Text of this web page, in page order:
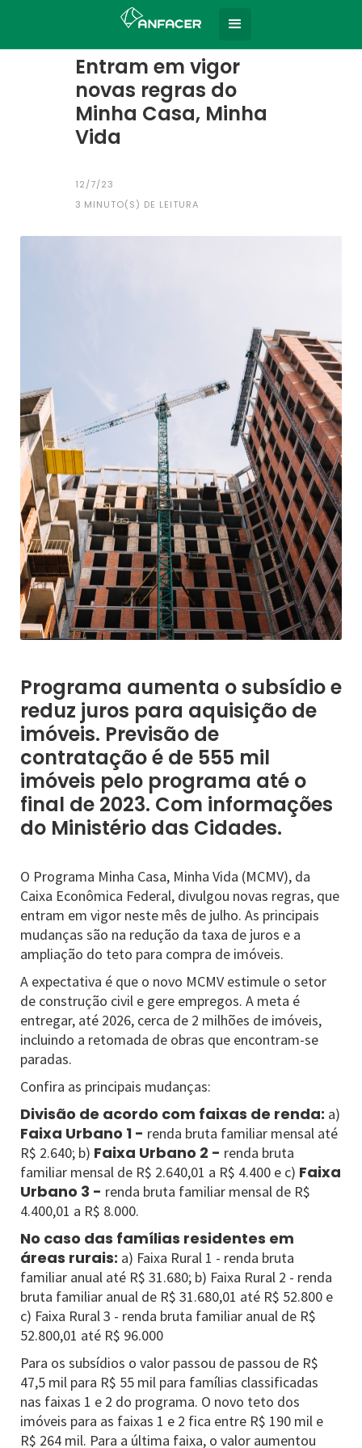
Todas as notícias
Entram em vigor
novas regras do
Minha Casa, Minha
Vida
12/7/23
3 MINUTO(S) DE LEITURA
Programa aumenta o subsídio e
reduz juros para aquisição de
imóveis. Previsão de
contratação é de 555 mil
imóveis pelo programa até o
final de 2023. Com informações
do Ministério das Cidades.
O Programa Minha Casa, Minha Vida (MCMV), da
Caixa Econômica Federal, divulgou novas regras, que
entram em vigor neste mês de julho. As principais
mudanças são na redução da taxa de juros e a
ampliação do teto para compra de imóveis.
A expectativa é que o novo MCMV estimule o setor
de construção civil e gere empregos. A meta é
entregar, até 2026, cerca de 2 milhões de imóveis,
incluindo a retomada de obras que encontram-se
paradas.
Confira as principais mudanças:
Divisão de acordo com faixas de renda: a)
Faixa Urbano 1 - renda bruta familiar mensal até
R$ 2.640; b) Faixa Urbano 2 - renda bruta
familiar mensal de R$ 2.640,01 a R$ 4.400 e c) Faixa
Urbano 3 - renda bruta familiar mensal de R$
4.400,01 a R$ 8.000.
No caso das famílias residentes em
áreas rurais: a) Faixa Rural 1 - renda bruta
familiar anual até R$ 31.680; b) Faixa Rural 2 - renda
bruta familiar anual de R$ 31.680,01 até R$ 52.800 e
c) Faixa Rural 3 - renda bruta familiar anual de R$
52.800,01 até R$ 96.000
Para os subsídios o valor passou de passou de R$
47,5 mil para R$ 55 mil para famílias classificadas
nas faixas 1 e 2 do programa. O novo teto dos
imóveis para as faixas 1 e 2 fica entre R$ 190 mil e
R$ 264 mil. Para a última faixa, o valor aumentou